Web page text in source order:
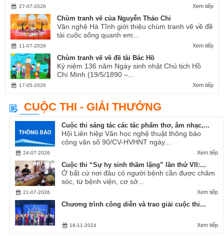
Xem tiếp
27-07-2026
Chùm tranh vẽ của Nguyễn Thảo Chi
Văn nghệ Hà Tĩnh giới thiệu chùm tranh vẽ về đề
tài cuộc sống quanh em...
Xem tiếp
11-07-2026
Chùm tranh vẽ về đề tài Bác Hồ
Kỷ niệm 136 năm Ngày sinh nhật Chủ tịch Hồ
Chí Minh (19/5/1890 –...
Xem tiếp
17-05-2026
CUỘC THI - GIẢI THƯỞNG
Cuộc thi sáng tác các tác phẩm thơ, âm nhạc,...
Hội Liên hiệp Văn học nghệ thuật thông báo
công văn số 90/CV-HVHNT ngày...
Xem tiếp
24-07-2026
Cuộc thi “Sự hy sinh thầm lặng” lần thứ VII:...
Ở bất cứ nơi đâu có người bệnh cần được chăm
sóc, từ bệnh viện, cơ sở...
Xem tiếp
21-07-2026
Chương trình công diễn và trao giải cuộc thi...
Xem tiếp
18-11-2024